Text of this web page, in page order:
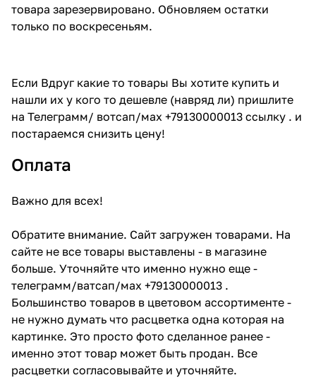
товара зарезервировано. Обновляем остатки
только по воскресеньям.
Если Вдруг какие то товары Вы хотите купить и
нашли их у кого то дешевле (навряд ли) пришлите
на Телеграмм/ вотсап/мах +79130000013 ссылку . и
постараемся снизить цену!
Оплата
Важно для всех!
Обратите внимание. Сайт загружен товарами. На
сайте не все товары выставлены - в магазине
больше. Уточняйте что именно нужно еще -
телеграмм/ватсап/мах +79130000013 .
Большинство товаров в цветовом ассортименте -
не нужно думать что расцветка одна которая на
картинке. Это просто фото сделанное ранее -
именно этот товар может быть продан. Все
расцветки согласовывайте и уточняйте.